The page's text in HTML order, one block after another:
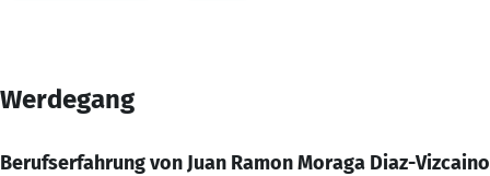
Werdegang
Berufserfahrung von Juan Ramon Moraga Diaz-Vizcaino